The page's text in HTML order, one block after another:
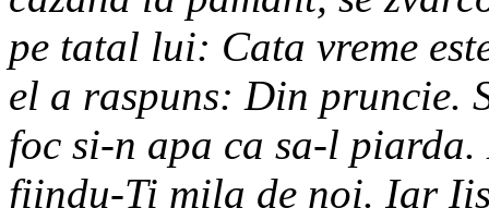
pe tatal lui: Cata vreme
el a raspuns: Din pruncie.
foc si-n apa ca sa-l
fiindu-Ti mila de noi. Iar